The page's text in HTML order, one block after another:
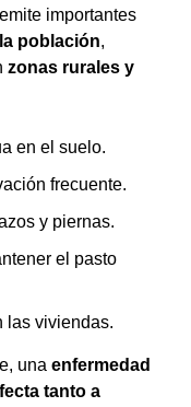
importantes
población,
zonas rurales y
en el suelo.
frecuente.
y piernas.
el pasto
las viviendas.
una enfermedad
tanto a